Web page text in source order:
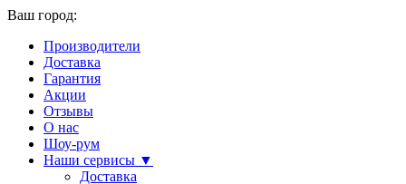
Ваш город:
Производители
Доставка
Гарантия
Акции
Отзывы
О нас
Шоу-рум
Наши сервисы ▼
Доставка